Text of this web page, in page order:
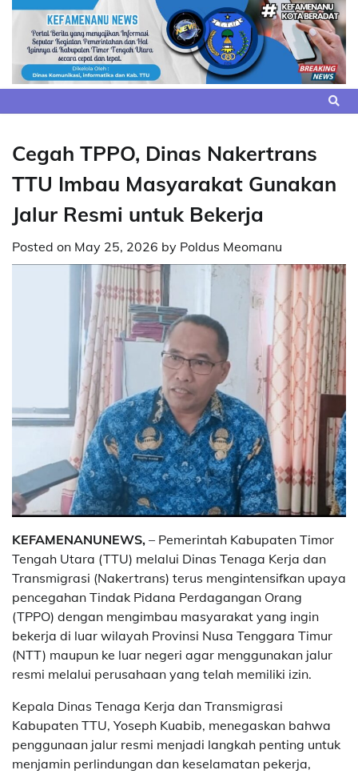
Skip
content
Cegah TPPO, Dinas Nakertrans
TTU Imbau Masyarakat Gunakan
Jalur Resmi untuk Bekerja
Posted on May 25, 2026 by Poldus Meomanu
KEFAMENANUNEWS, – Pemerintah Kabupaten Timor
Tengah Utara (TTU) melalui Dinas Tenaga Kerja dan
Transmigrasi (Nakertrans) terus mengintensifkan upaya
pencegahan Tindak Pidana Perdagangan Orang
(TPPO) dengan mengimbau masyarakat yang ingin
bekerja di luar wilayah Provinsi Nusa Tenggara Timur
(NTT) maupun ke luar negeri agar menggunakan jalur
resmi melalui perusahaan yang telah memiliki izin.
Kepala Dinas Tenaga Kerja dan Transmigrasi
Kabupaten TTU, Yoseph Kuabib, menegaskan bahwa
penggunaan jalur resmi menjadi langkah penting untuk
menjamin perlindungan dan keselamatan pekerja,